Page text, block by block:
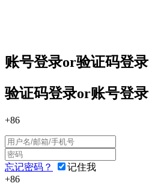
账号登录or验证码登录
验证码登录or账号登录
+86
忘记密码？
记住我
+86